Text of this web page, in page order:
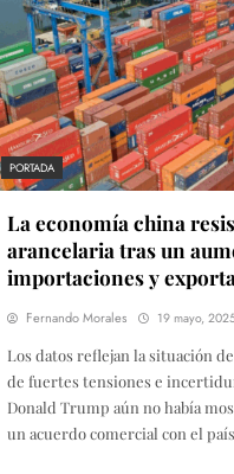
PORTADA
La economía china
arancelaria tras un
importaciones y
Fernando Morales 19 mayo,
Los datos reflejan la situación
de fuertes tensiones e
Donald Trump aún no había
un acuerdo comercial con el